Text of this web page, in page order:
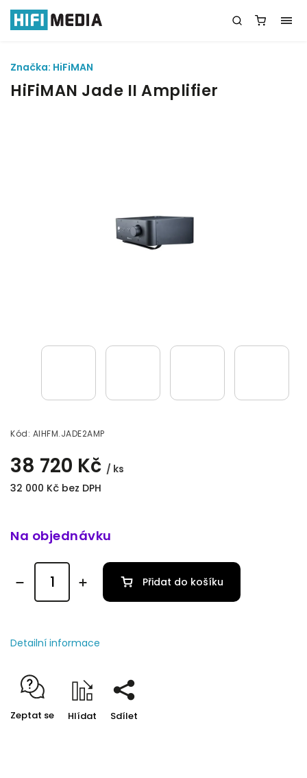
HiFiMAN Jade II Amplifier
Kód: AIHFM.JADE2AMP
38 720 Kč / ks
32 000 Kč bez DPH
Značka: HiFiMAN
Na objednávku
Přidat do košíku
Detailní informace
Zeptat se Hlídat Sdílet